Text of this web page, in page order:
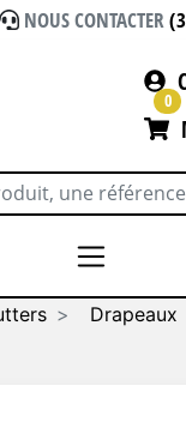
NOUS CONTACTER
0
Drapeaux